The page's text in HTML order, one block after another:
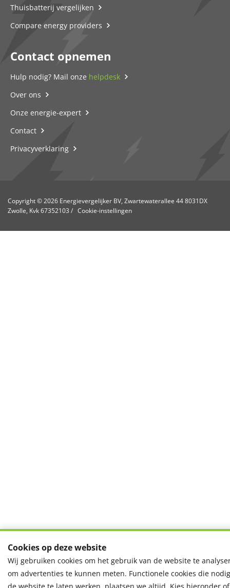
Cookies op deze website
Wij gebruiken cookies om het gebruik van de website te
om advertenties te kunnen meten. Functionele cookies die
Thuisbatterij vergelijken
Compare energy providers
Contact opnemen
Hulp nodig? Mail onze helpdesk
Over ons
Onze energie-expert
Contact
Privacyverklaring
Copyright © 2026 Energievergelijker BV, Zwartewaterallee 44 8031DX
Zwolle, Kvk 67352103 / Cookie-instellingen